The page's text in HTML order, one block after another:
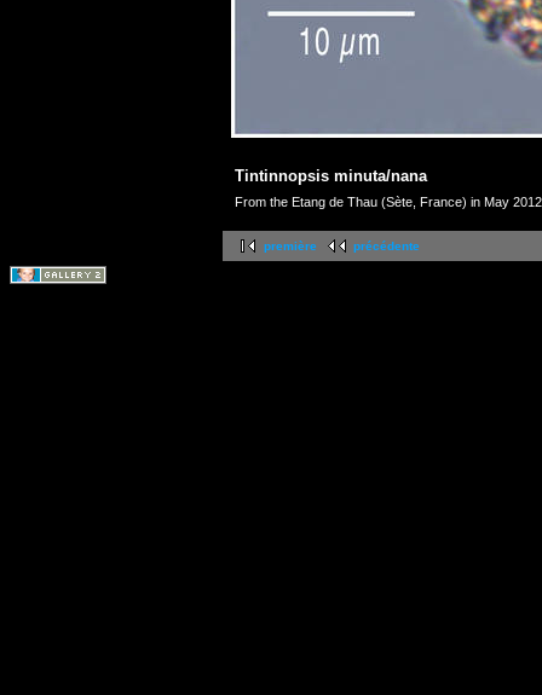
Tintinnopsis minuta/nana
From the Etang de Thau (Sète, France) in May
première précédente